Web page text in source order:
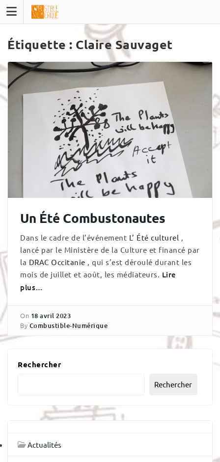
content
Étiquette : Claire Sauvaget
Un Été Combustonautes
Dans le cadre de l’événement L’ Été culturel ,
lancé par le Ministère de la Culture et financé par
la DRAC Occitanie , qui s’est déroulé durant les
mois de juillet et août, les médiateurs. Lire
plus…
On 18 avril 2023
By Combustible-Numérique
Rechercher
Rechercher
Actualités